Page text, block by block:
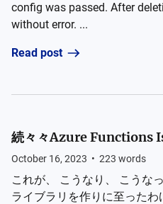
config was passed. After
without error. ...
Read post
続々々Azure Functions
October 16, 2023 • 223 words
これが、 こうなり、 こうな
ライブラリを作りに至ったわ